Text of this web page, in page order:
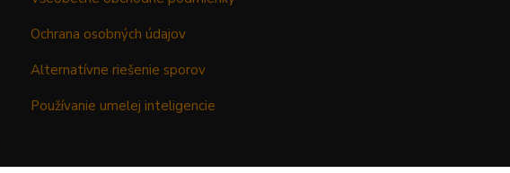
Ochrana osobných údajov
Alternatívne riešenie sporov
Používanie umelej inteligencie